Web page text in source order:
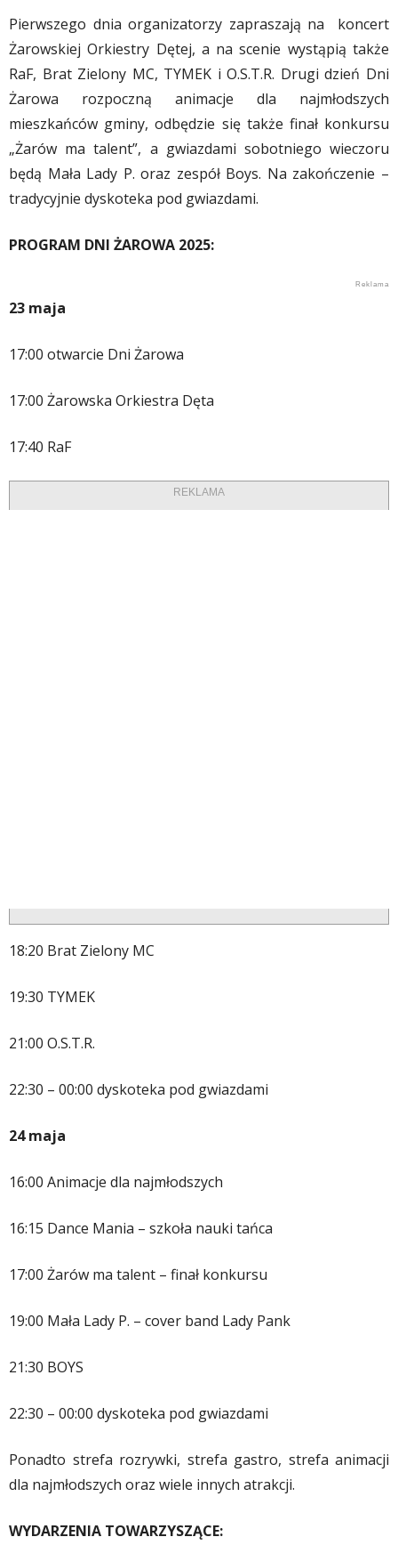
Pierwszego dnia organizatorzy zapraszają na koncert
Żarowskiej Orkiestry Dętej, a na scenie wystąpią także
RaF, Brat Zielony MC, TYMEK i O.S.T.R. Drugi dzień Dni
Żarowa rozpoczną animacje dla najmłodszych
mieszkańców gminy, odbędzie się także finał konkursu
„Żarów ma talent”, a gwiazdami sobotniego wieczoru
będą Mała Lady P. oraz zespół Boys. Na zakończenie –
tradycyjnie dyskoteka pod gwiazdami.
PROGRAM DNI ŻAROWA 2025:
23 maja
17:00 otwarcie Dni Żarowa
17:00 Żarowska Orkiestra Dęta
17:40 RaF
REKLAMA
18:20 Brat Zielony MC
19:30 TYMEK
21:00 O.S.T.R.
22:30 – 00:00 dyskoteka pod gwiazdami
24 maja
16:00 Animacje dla najmłodszych
16:15 Dance Mania – szkoła nauki tańca
17:00 Żarów ma talent – finał konkursu
19:00 Mała Lady P. – cover band Lady Pank
21:30 BOYS
22:30 – 00:00 dyskoteka pod gwiazdami
Ponadto strefa rozrywki, strefa gastro, strefa animacji
dla najmłodszych oraz wiele innych atrakcji.
WYDARZENIA TOWARZYSZĄCE: